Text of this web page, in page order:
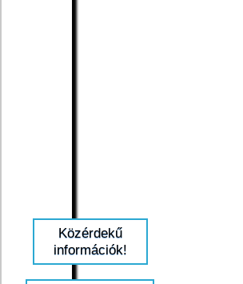
Közérdekű
információk!